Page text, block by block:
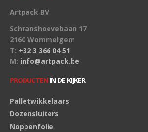
Artpack BV
Schranshoevebaan 17
2160 Wommelgem
T: +32 3 366 04 51
M: info@artpack.be
PRODUCTEN IN DE KIJKER
Palletwikkelaars
Dozensluiters
Noppenfolie